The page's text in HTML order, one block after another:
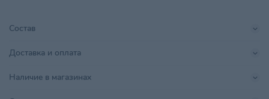
Производитель
4 вида диетического мяса
Гипоаллергенные ингредиенты
Состав
Доставка и оплата
Наличие в магазинах